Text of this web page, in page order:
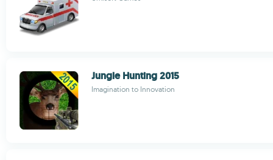
Jungle Hunting 2015
Imagination to Innovation